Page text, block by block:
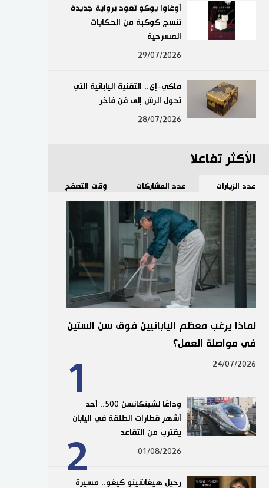
أوغاوا يوكو تعود برواية جديدة
تنسج كوكبة من الحكايات
المسرحية
29/07/2026
ماكي-إي.. التقنية اليابانية التي
تحول الرش إلى فن فاخر
28/07/2026
الأكثر تفاعلا
عدد الزيارات عدد المشاركات وقت التصفح
1
لماذا يرغب معظم اليابانيين فوق سن الستين
في مواصلة العمل؟
24/07/2026
2
وداعًا لشينكانسن 500.. أحد
أشهر قطارات الطلقة في اليابان
يقترب من التقاعد
01/08/2026
رحيل هيغاشينو كيغو.. مسيرة